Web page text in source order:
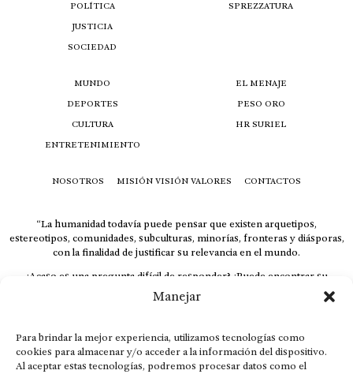
Manejar
Para brindar la mejor experiencia, utilizamos tecnologías como
cookies para almacenar y/o acceder a la información del dispositivo.
Al aceptar estas tecnologías, podremos procesar datos como el
POLÍTICA
JUSTICIA
SOCIEDAD
SPREZZATURA
MUNDO
DEPORTES
CULTURA
ENTRETENIMIENTO
EL MENAJE
PESO ORO
HR SURIEL
NOSOTROS MISIÓN VISIÓN VALORES CONTACTOS
“La humanidad todavía puede pensar que existen arquetipos,
estereotipos, comunidades, subculturas, minorías, fronteras y diásporas,
con la finalidad de justificar su relevancia en el mundo.
¿Acaso es una pregunta difícil de responder? ¿Puede encontrar su
respuesta al instante, otorgando al receptor cuestionado espacio y
velocidad suficiente para responder correctamente? De no ser así, el que
El concepto de familia no está limitado exclusivamente a la sangre; seres
que surgen en nuestro diario vivir suelen pesar más que los
emparentados. Más bien, el apego de estas dos versiones de seres